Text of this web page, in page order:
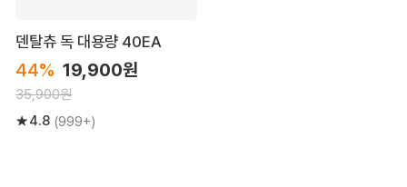
덴탈츄 독 대용량 40EA
44% 19,900원
35,900원
4.8 (999+)